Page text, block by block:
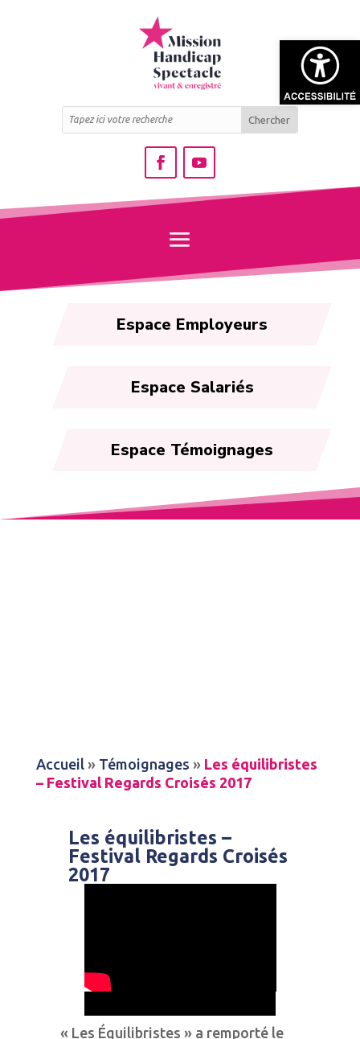
Ouvrir la
Espace Employeurs
Espace Salariés
Espace Témoignages
Accueil » Témoignages » Les équilibristes
– Festival Regards Croisés 2017
Les équilibristes –
Festival Regards Croisés
2017
« Les Équilibristes » a remporté le